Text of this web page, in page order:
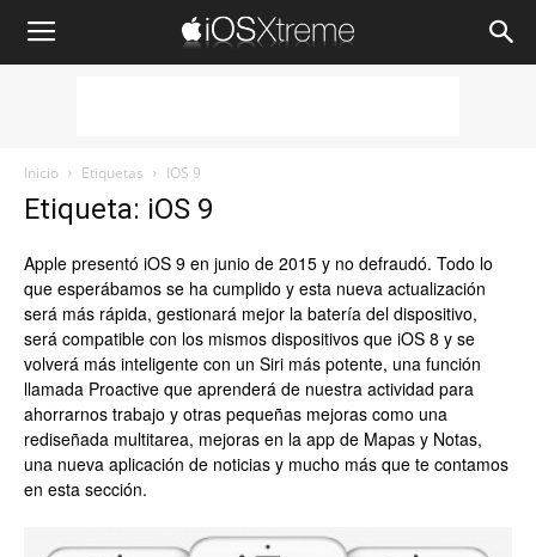
iOSXtreme
Inicio Etiquetas IOS 9
Etiqueta: iOS 9
Apple presentó iOS 9 en junio de 2015 y no defraudó. Todo lo
que esperábamos se ha cumplido y esta nueva actualización
será más rápida, gestionará mejor la batería del dispositivo,
será compatible con los mismos dispositivos que iOS 8 y se
volverá más inteligente con un Siri más potente, una función
llamada Proactive que aprenderá de nuestra actividad para
ahorrarnos trabajo y otras pequeñas mejoras como una
rediseñada multitarea, mejoras en la app de Mapas y Notas,
una nueva aplicación de noticias y mucho más que te contamos
en esta sección.